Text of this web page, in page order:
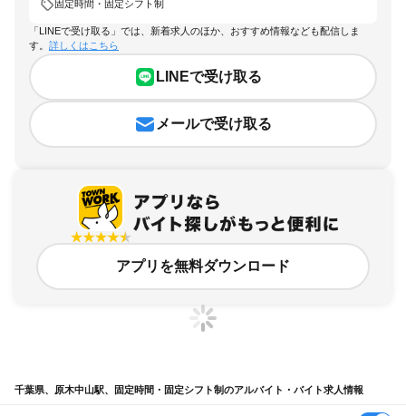
固定時間・固定シフト制
「LINEで受け取る」では、新着求人のほか、おすすめ情報なども配信しま
す。 詳しくはこちら
LINEで受け取る
メールで受け取る
アプリを無料ダウンロード
千葉県、原木中山駅、固定時間・固定シフト制のアルバイト・バイト求人情報